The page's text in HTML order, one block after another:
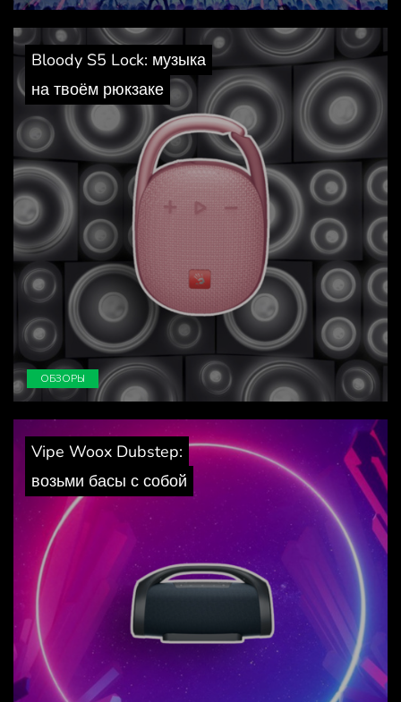
Bloody S5 Lock: музыка
на твоём рюкзаке
ОБЗОРЫ
Vipe Woox Dubstep:
возьми басы с собой